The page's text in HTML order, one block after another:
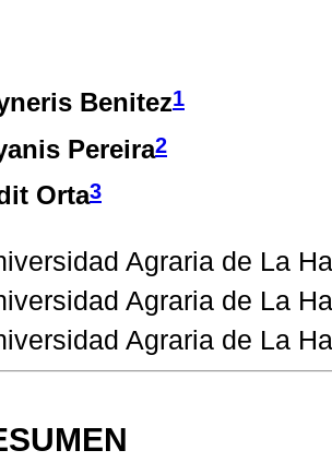
Benitez1
Pereira2
Orta3
Agraria de La
Agraria de La
Agraria de La